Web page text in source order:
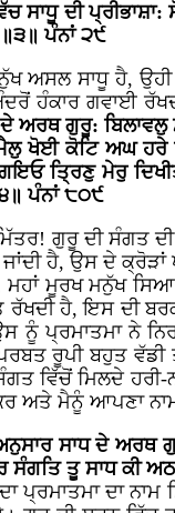
ਸਾਧੂ ਦੀ
ਪੰਨਾਂ ੨੯
ਅਸਲ ਸਾਧੂ ਹੈ, ਉਹੀ
ਹੰਕਾਰ ਗਵਾਈ
ਦੇ ਅਰਥ ਗੁਰੂ:
ਖੋਈ ਕੋਟਿ ਅਘ ਹਰੇ
ਤ੍ਰਿਣੁ ਮੇਰੁ
ਪੰਨਾਂ ੮੦੯
ਗੁਰੂ ਦੀ ਸੰਗਤ
ਹੈ, ਉਸ ਦੇ
ਮੂਰਖ ਮਨੁੱਖ
ਹੈ, ਇਸ ਦੀ
ਨੂੰ ਪ੍ਰਮਾਤਮਾ ਨੇ
ਰੂਪੀ ਬਹੁਤ
ਵਿੱਚੋਂ ਮਿਲਦੇ
ਅਤੇ ਮੈਨੂੰ ਆਪਣਾ
ਸਾਧ ਦੇ ਅਰਥ
ਸੰਗਤਿ ਤੂ ਸਾਧ ਕੀ
ਪ੍ਰਮਾਤਮਾ ਦਾ